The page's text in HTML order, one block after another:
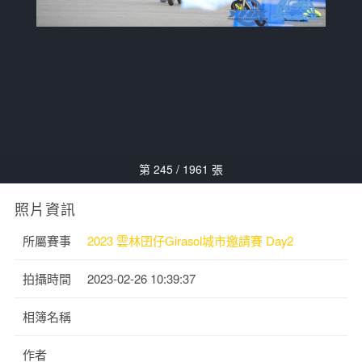
第 245 / 1961 張
照片資訊
所屬賽事 2023 雲林囝仔Girasol城市邀請賽 Day2
拍攝時間 2023-02-26 10:39:37
相簿名稱
作者